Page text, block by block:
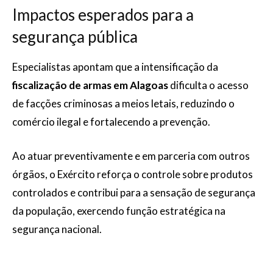
Impactos esperados para a
segurança pública
Especialistas apontam que a intensificação da
fiscalização de armas em Alagoasdificulta o acesso
de facções criminosas a meios letais, reduzindo o
comércio ilegal e fortalecendo a prevenção.
Ao atuar preventivamente e em parceria com outros
órgãos, o Exército reforça o controle sobre produtos
controlados e contribui para a sensação de segurança
da população, exercendo função estratégica na
segurança nacional.